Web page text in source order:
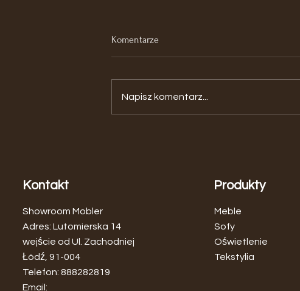
Komentarze
Napisz komentarz...
Kontakt
Showroom Mobler
Adres: Lutomierska 14
wejście od Ul. Zachodniej
Łódź, 91-004
Telefon: 888282819
Email:
Produkty
Meble
Sofy
Oświetlenie
Tekstylia